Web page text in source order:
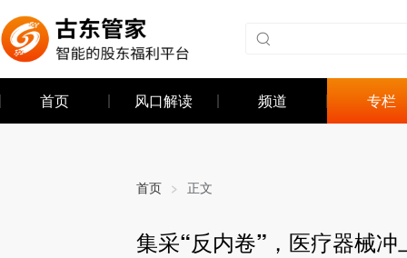
首页 风口解读 频道 专栏
首页 > 正文
集采“反内卷”，医疗器械